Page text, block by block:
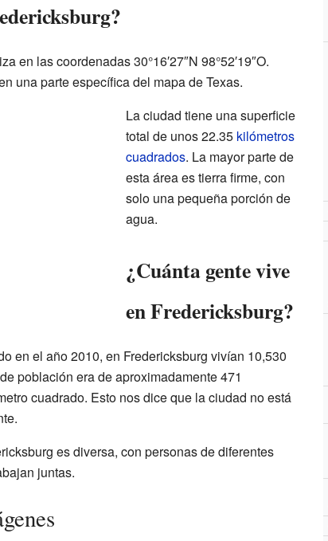
en las coordenadas 30°16′27″N 98°52′19″O.
una parte específica del mapa de Texas.
La ciudad tiene una superficie
total de unos 22.35 kilómetros
cuadrados. La mayor parte de
esta área es tierra firme, con
solo una pequeña porción de
agua.
¿Cuánta gente vive
en Fredericksburg?
en el año 2010, en Fredericksburg vivían 10,530
población era de aproximadamente 471
cuadrado. Esto nos dice que la ciudad no está
es diversa, con personas de diferentes
juntas.